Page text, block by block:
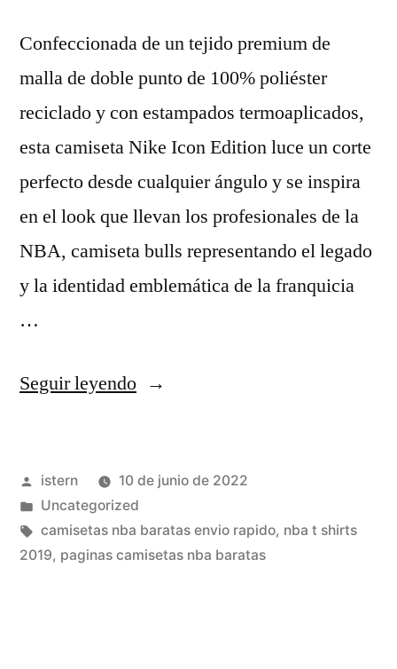
Confeccionada de un tejido premium de
malla de doble punto de 100% poliéster
reciclado y con estampados termoaplicados,
esta camiseta Nike Icon Edition luce un corte
perfecto desde cualquier ángulo y se inspira
en el look que llevan los profesionales de la
NBA, camiseta bulls representando el legado
y la identidad emblemática de la franquicia
…
Seguir leyendo«Camisetas
Baratas
–
Camisetas
Publicado
por
istern
10 de junio de 2022
Publicado
en
Uncategorized
Etiquetas:
camisetas nba baratas envio rapido, nba t shirts
2019, paginas camisetas nba baratas